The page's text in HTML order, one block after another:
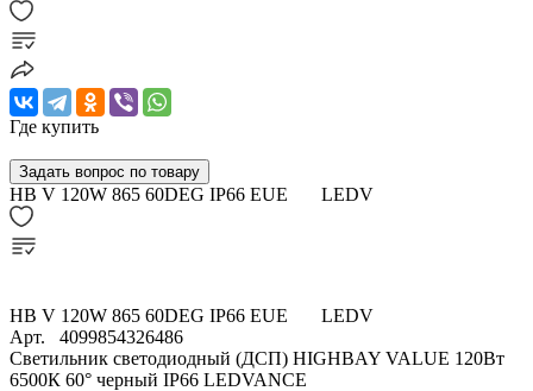
Где купить
Задать вопрос по товару
HB V 120W 865 60DEG IP66 EUE LEDV
HB V 120W 865 60DEG IP66 EUE LEDV
Арт.
4099854326486
Светильник светодиодный (ДСП) HIGHBAY VALUE 120Вт
6500К 60° черный IP66 LEDVANCE